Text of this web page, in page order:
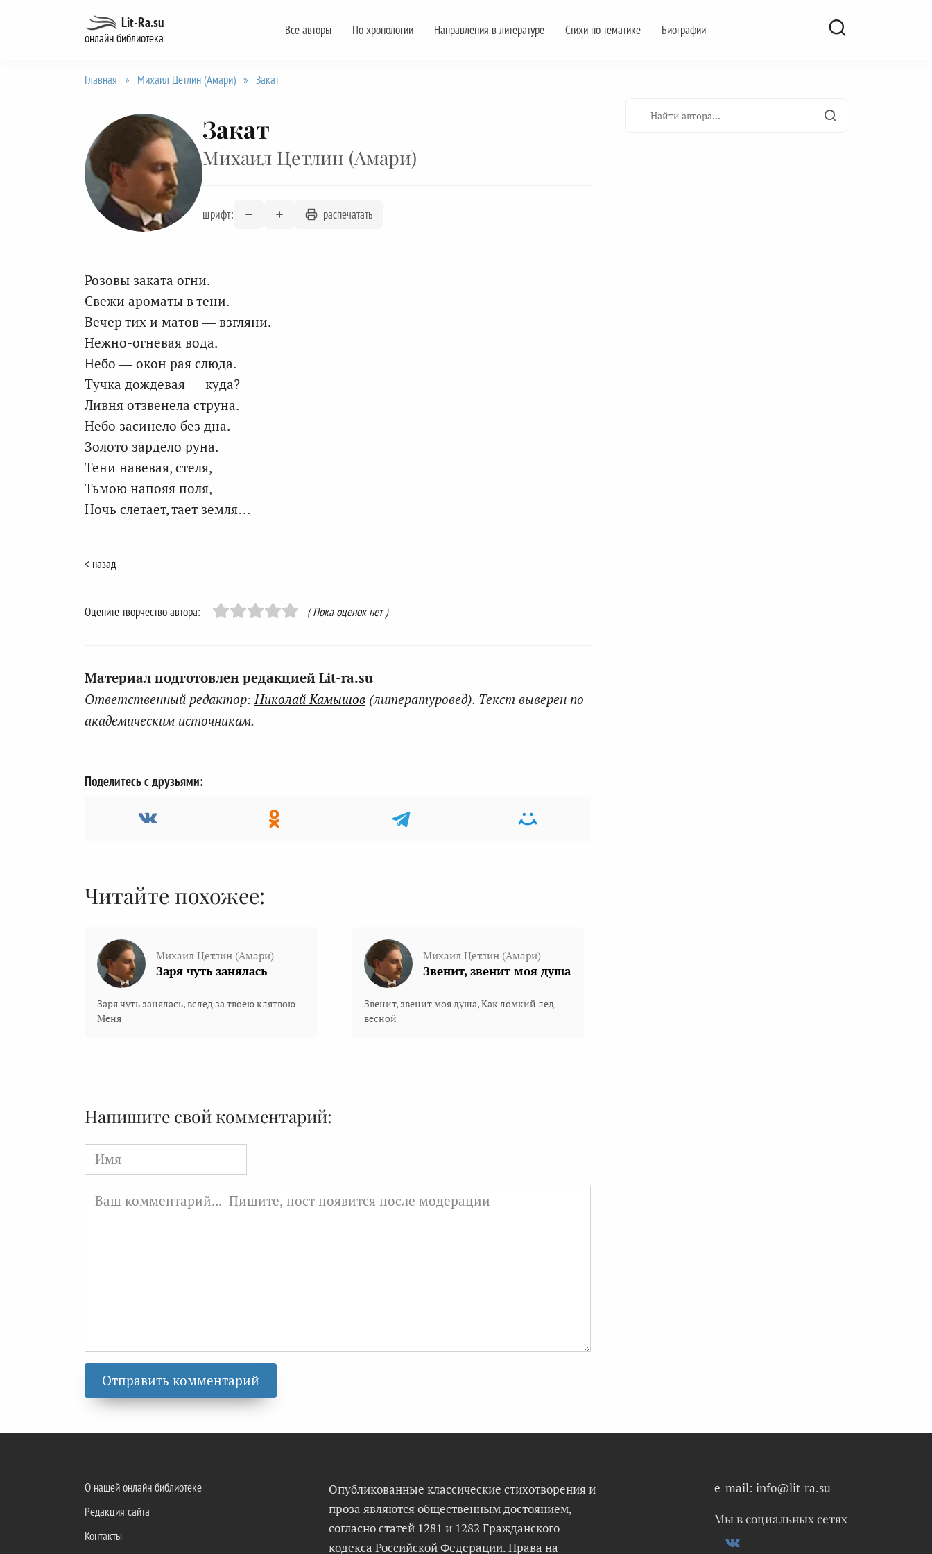
Lit-Ra.su
онлайн библиотека
Все авторы По хронологии Направления в литературе Стихи по тематике Биографии
Главная » Михаил Цетлин (Амари) » Закат
Закат
Михаил Цетлин (Амари)
шрифт: распечатать
Розовы заката огни.
Свежи ароматы в тени.
Вечер тих и матов — взгляни.
Нежно-огневая вода.
Небо — окон рая слюда.
Тучка дождевая — куда?
Ливня отзвенела струна.
Небо засинело без дна.
Золото зардело руна.
Тени навевая, стеля,
Тьмою напояя поля,
Ночь слетает, тает земля…
< назад
Оцените творчество автора: ( Пока оценок нет )
Материал подготовлен редакцией Lit-ra.su
Ответственный редактор:Николай Камышов (литературовед). Текст выверен по
академическим источникам.
Поделитесь с друзьями:
Читайте похожее:
Михаил Цетлин (Амари)
Заря чуть занялась
Заря чуть занялась, вслед за твоею клятвою
Меня
Михаил Цетлин (Амари)
Звенит, звенит моя душа
Звенит, звенит моя душа, Как ломкий лед
весной
Напишите свой комментарий:
Имя
О нашей онлайн библиотеке
Редакция сайта
Контакты
Опубликованные классические стихотворения и
проза являются общественным достоянием,
согласно статей 1281 и 1282 Гражданского
кодекса Российской Федерации. Права на
e-mail: info@lit-ra.su
Мы в социальных сетях